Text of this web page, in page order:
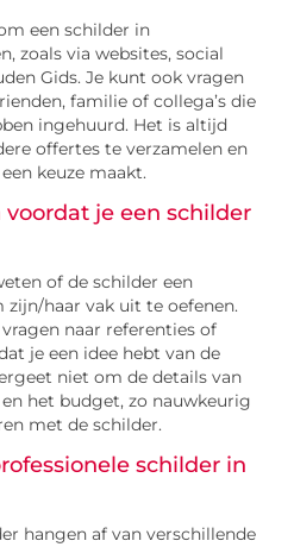
een schilder in
zoals via websites, social
Gids. Je kunt ook vragen
familie of collega’s die
ingehuurd. Het is altijd
offertes te verzamelen en
keuze maakt.
je een schilder
of de schilder een
haar vak uit te oefenen.
naar referenties of
je een idee hebt van de
niet om de details van
het budget, zo nauwkeurig
met de schilder.
schilder in
hangen af van verschillende